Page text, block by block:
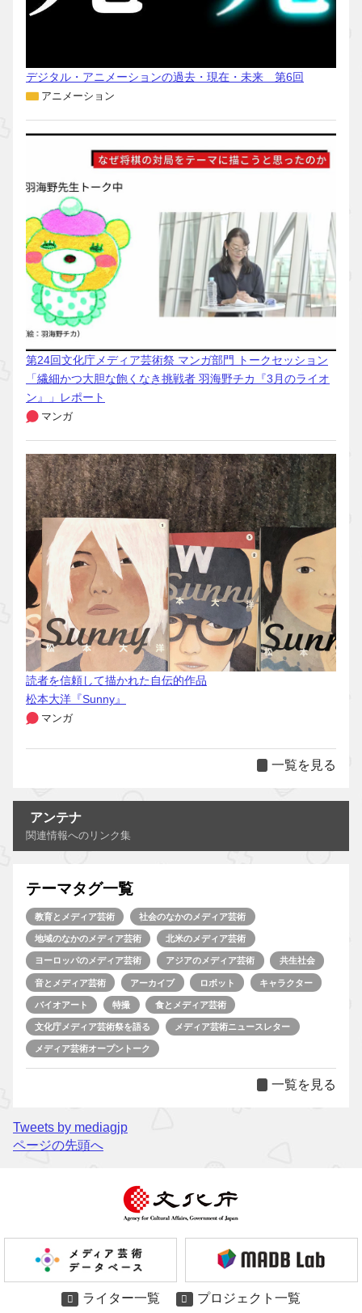
デジタル・アニメーションの過去・現在・未来 第6回
アニメーション
第24回文化庁メディア芸術祭 マンガ部門 トークセッション
「繊細かつ大胆な飽くなき挑戦者 羽海野チカ『3月のライオ
ン』」レポート
マンガ
読者を信頼して描かれた自伝的作品
松本大洋『Sunny』
マンガ
一覧を見る
アンテナ
関連情報へのリンク集
テーマタグ一覧
教育とメディア芸術 社会のなかのメディア芸術
地域のなかのメディア芸術 北米のメディア芸術
ヨーロッパのメディア芸術 アジアのメディア芸術 共生社会
音とメディア芸術 アーカイブ ロボット キャラクター
バイオアート 特撮 食とメディア芸術
文化庁メディア芸術祭を語る メディア芸術ニュースレター
メディア芸術オープントーク
一覧を見る
Tweets by mediagjp
ページの先頭へ
ライター一覧 プロジェクト一覧